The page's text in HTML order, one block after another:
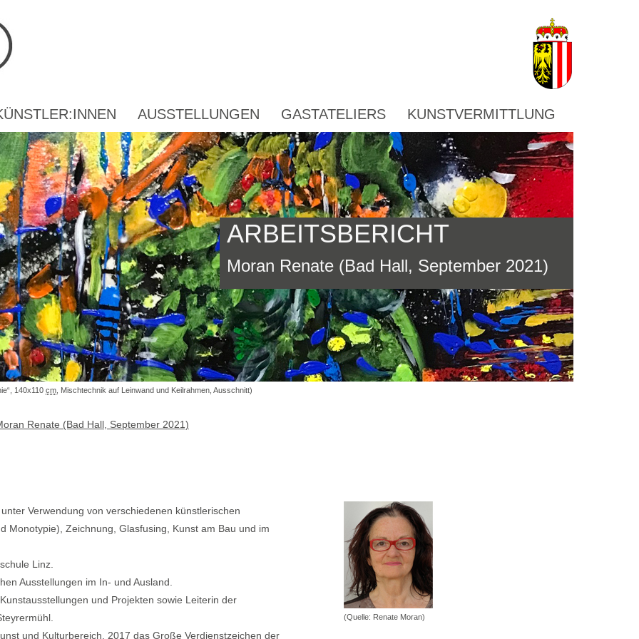
AUSSTELLUNGEN GASTATELIERS KUNSTVERMITTLUNG
ARBEITSBERICHT
Moran Renate (Bad Hall, September 2021)
140x110 cm , Mischtechnik auf Leinwand und Keilrahmen, Ausschnitt)
Renate (Bad Hall, September 2021)
Verwendung von verschiedenen künstlerischen
Monotypie), Zeichnung, Glasfusing, Kunst am Bau und im
Linz.
Ausstellungen im In- und Ausland.
und Projekten sowie Leiterin der
und Kulturbereich, 2017 das Große Verdienstzeichen der
(Quelle: Renate Moran)